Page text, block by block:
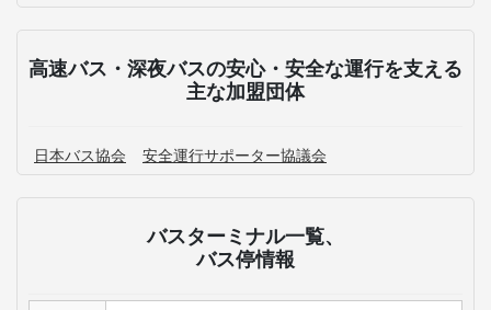
高速バス・深夜バスの安心・安全な運行を支える
主な加盟団体
日本バス協会 安全運行サポーター協議会
バスターミナル一覧、
バス停情報